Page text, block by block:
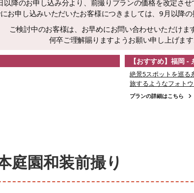
降のお申し込み分より、前撮りプランの価格を改定させ
お申し込みいただいたお客様につきましては、9月以降の
ご検討中のお客様は、お早めにお問い合わせいただけま
何卒ご理解賜りますようお願い申し上げます
【おすすめ】福岡
絶景5スポットを巡る
旅するようなフォト
プランの詳細はこちら
庭園和装前撮り